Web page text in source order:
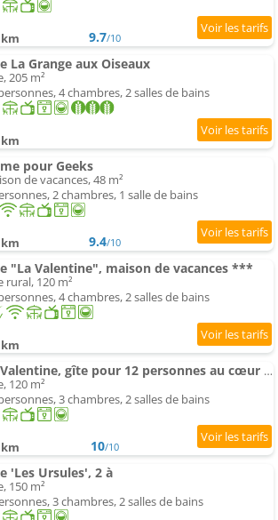
9.7/10
La Grange aux Oiseaux
205 m²
4 chambres, 2 salles de bains
pour Geeks
de vacances, 48 m²
2 chambres, 1 salle de bains
9.4/10
"La Valentine", maison de vacances ***
rural, 120 m²
4 chambres, 2 salles de bains
La Valentine, gîte pour 12 personnes au cœur de la nature
120 m²
3 chambres, 2 salles de bains
10/10
'Les Ursules', 2 à
150 m²
3 chambres, 2 salles de bains